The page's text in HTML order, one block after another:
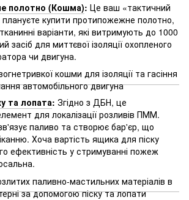
полотно (Кошма): Це ваш «тактичний
купити протипожежне полотно,
варіанти, які витримують до 1000
засіб для миттєвої ізоляції охопленого
чи двигуна.
та лопата: Згідно з ДБН, це
для локалізації розливів ПММ.
паливо та створює бар'єр, що
Хоча вартість ящика для піску
ефективність у стримуванні пожеж